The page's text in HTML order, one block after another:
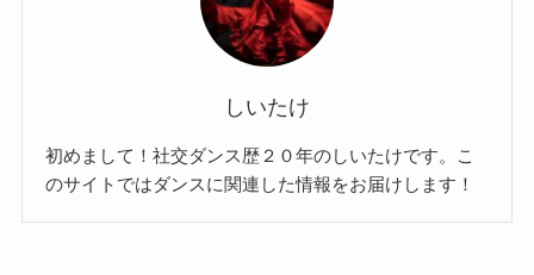
しいたけ
初めまして！社交ダンス歴２０年のしいたけです。こ
のサイトではダンスに関連した情報をお届けします！